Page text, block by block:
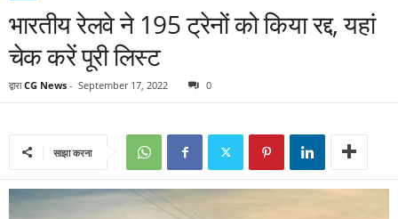
भारतीय रेलवे ने 195 ट्रेनों को किया रद्द, यहां
चेक करें पूरी लिस्ट
द्वारा CG News - September 17, 2022 0
साझा करना